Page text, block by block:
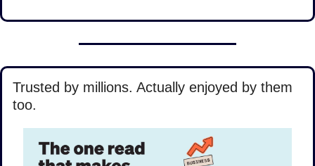
Trusted by millions. Actually enjoyed by them
too.